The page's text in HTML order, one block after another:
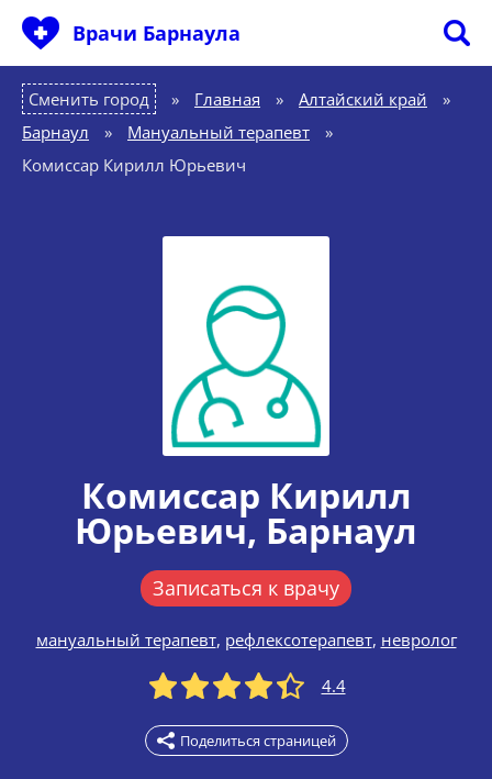
Врачи Барнаула
Сменить город Главная » Алтайский край
»
Барнаул
» Мануальный терапевт
»
Комиссар Кирилл Юрьевич
Комиссар Кирилл
Юрьевич, Барнаул
Записаться к врачу
мануальный терапевт, рефлексотерапевт, невролог
4.4
Поделиться страницей